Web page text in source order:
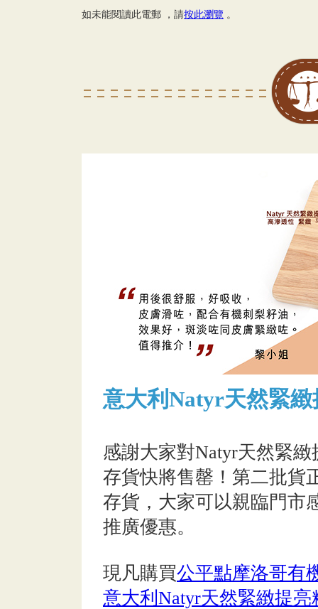
如未能閱讀此電郵 ，請按此瀏覽 。
意大利Natyr天然緊
感謝大家對Natyr天然緊
存貨快將售罄！第二批貨
存貨，大家可以親臨門市
推廣優惠。
現凡購買公平點摩洛哥有
意大利Natyr天然緊緻提亮